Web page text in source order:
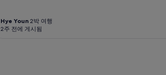
Hye Youn 2박 여행
2주 전에 게시됨